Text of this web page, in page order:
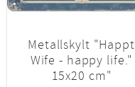
Metallskylt "Happt
Wife - happy life."
15x20 cm"